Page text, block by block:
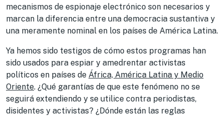
mecanismos de espionaje electrónico son necesarios y
marcan la diferencia entre una democracia sustantiva y
una meramente nominal en los países de América Latina.
Ya hemos sido testigos de cómo estos programas han
sido usados para espiar y amedrentar activistas
políticos en países de África, América Latina y Medio
Oriente. ¿Qué garantías de que este fenómeno no se
seguirá extendiendo y se utilice contra periodistas,
disidentes y activistas? ¿Dónde están las reglas